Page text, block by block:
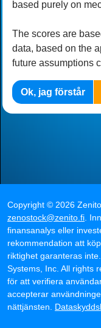
based purely on
The scores are
data, based on the
future assumptions
Ok, jag förstår
Copyright © 2026
zenostock@zenito.fi
finansanalys eller
rekommendation att
riktighet garanteras inte.
Systems, Inc. All rights
för att verifiera
accepterar
nättjänsten.